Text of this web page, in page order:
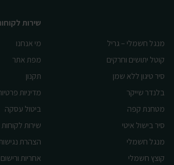
מנגל חשמלי – גריל
קוטל יתושים וחרקים
סיר טיגון ללא שמן
בלנדר שייקר
מטחנת קפה
סיר בישול איטי
מנגל חשמלי
קוצץ חשמלי
שירות
מי אנחנו
מפת אתר
תקנון
מדיניות
ביטול עסקה
שירות לקוחות
הצהרת
אחריות